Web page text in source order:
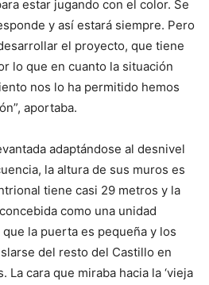
estar jugando con el color. Se
y así estará siempre. Pero
el proyecto, que tiene
lo que en cuanto la situación
nos lo ha permitido hemos
aportaba.
adaptándose al desnivel
la altura de sus muros es
tiene casi 29 metros y la
como una unidad
la puerta es pequeña y los
del resto del Castillo en
La cara que miraba hacia la ‘vieja